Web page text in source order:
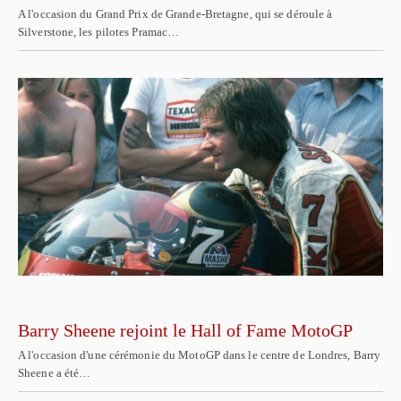
A l'occasion du Grand Prix de Grande-Bretagne, qui se déroule à
Silverstone, les pilotes Pramac…
Barry Sheene rejoint le Hall of Fame MotoGP
A l'occasion d'une cérémonie du MotoGP dans le centre de Londres, Barry
Sheene a été…